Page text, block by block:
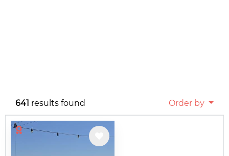
641 results found Order by